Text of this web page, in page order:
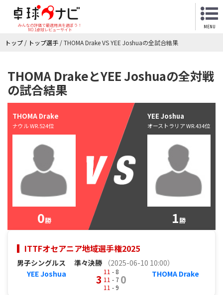
みんなの評価で最適用具を選ぼう！
NO.1卓球レビューサイト
MENU
トップ / トップ選手 /THOMA Drake VS YEE Joshuaの全試合結果
THOMA DrakeとYEE Joshuaの全対戦
の試合結果
THOMA Drake
ナウル WR.524位
0勝
YEE Joshua
オーストラリア WR.434位
1勝
ITTFオセアニア地域選手権2025
男子シングルス 準々決勝
（2025-06-10 10:00）
YEE Joshua
3
11 - 8
11 - 7
11 - 9
0 THOMA Drake